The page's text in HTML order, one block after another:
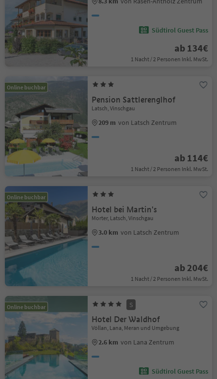
Südtirol Guest Pass
ab 134€
1 Nacht / 2 Personen Inkl. MwSt.
Online buchbar
Pension Sattlerenglhof
Latsch, Vinschgau
209 m von Latsch Zentrum
ab 114€
1 Nacht / 2 Personen Inkl. MwSt.
Online buchbar
Hotel bei Martin's
Morter, Latsch, Vinschgau
3.0 km von Latsch Zentrum
ab 204€
1 Nacht / 2 Personen Inkl. MwSt.
Online buchbar S
Hotel Der Waldhof
Völlan, Lana, Meran und Umgebung
2.6 km von Lana Zentrum
Südtirol Guest Pass